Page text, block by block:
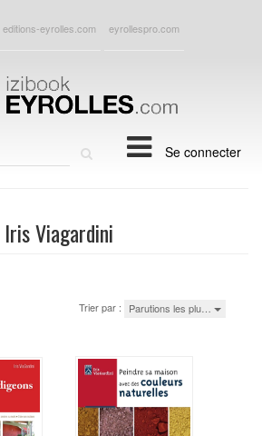
editions-eyrolles.com eyrollespro.com
Se connecter
Iris Viagardini
Trier par : Parutions les plu…